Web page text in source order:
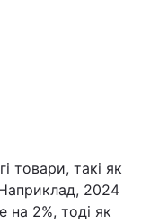
товари, такі як
2024
на 2%, тоді як